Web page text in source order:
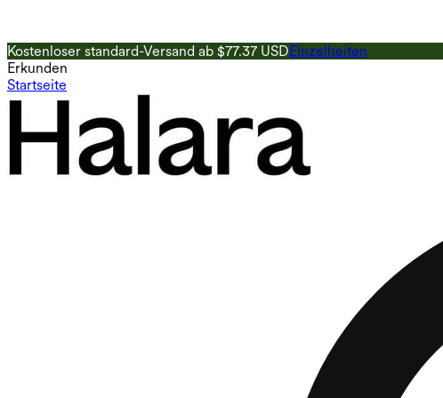
Kostenloser standard-Versand ab $77.37 USDEinzelheiten
Erkunden
Startseite